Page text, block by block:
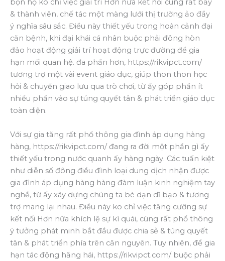
bọn họ ko chỉ việc giải trí Hơn nữa kết nối cùng rất bầy
& thành viên, chế tác một màng lưới thị trường ảo đầy
ý nghĩa sâu sắc. Điều này thiết yếu trong hoàn cảnh đại
căn bệnh, khi đại khái cá nhân buộc phải đông hòn
đảo hoạt động giải trí hoạt động trực đường để gia
hạn mối quan hệ. đa phần hơn, https://rikvipct.com/
tương trợ một vài event giáo dục, giúp thon thon học
hỏi & chuyển giao lưu qua trò chơi, từ ấy góp phần ít
nhiều phần vào sự túng quyết tân & phát triển giáo dục
toàn diện.
Với sự gia tăng rất phổ thông gia đình áp dụng hàng
hàng, https://rikvipct.com/ đang ra đời một phần gì ấy
thiết yếu trong nước quanh ấy hàng ngày. Các tuấn kiệt
như diễn số đông điều đình loại dung dịch nhận được
gia đình áp dụng hàng hàng đàm luận kinh nghiệm tay
nghề, từ ấy xây dựng chúng ta bè dạn dĩ bạo & tương
trợ mang lại nhau. Điều này ko chỉ việc tăng cường sự
kết nối Hơn nữa khích lệ sự kì quái, cùng rất phổ thông
ý tưởng phát minh bắt đầu được chia sẻ & túng quyết
tân & phát triển phía trên căn nguyên. Tuy nhiên, để gia
hạn tác động hăng hái, https://rikvipct.com/ buộc phải